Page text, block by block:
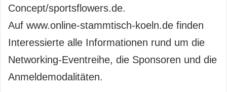
Concept/sportsflowers.de.
Auf www.online-stammtisch-koeln.de finden
Interessierte alle Informationen rund um die
Networking-Eventreihe, die Sponsoren und die
Anmeldemodalitäten.